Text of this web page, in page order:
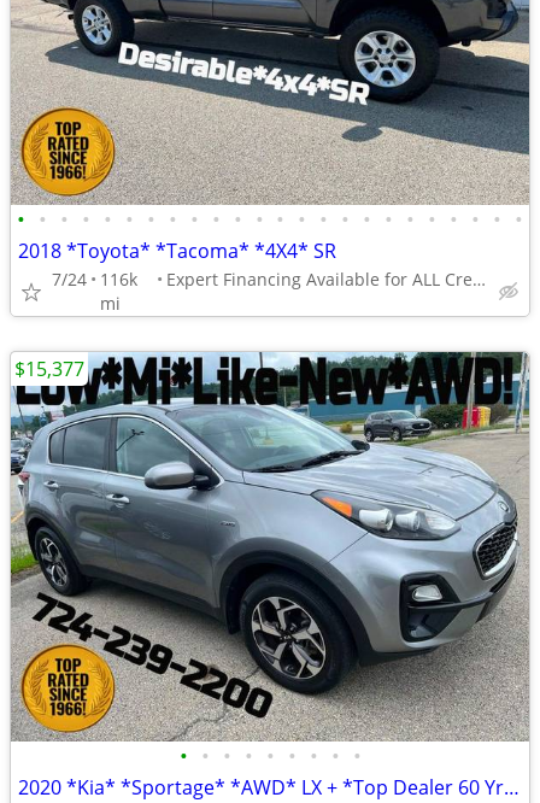
• • • • • • • • • • • • • • • • • • • • • • • •
2018 *Toyota* *Tacoma* *4X4* SR
7/24
116k
mi
Expert Financing Available for ALL Credit Types
• • • • • • • • •
2020 *Kia* *Sportage* *AWD* LX + *Top Dealer 60 Yrs *Nat'l Warranty
$15,377